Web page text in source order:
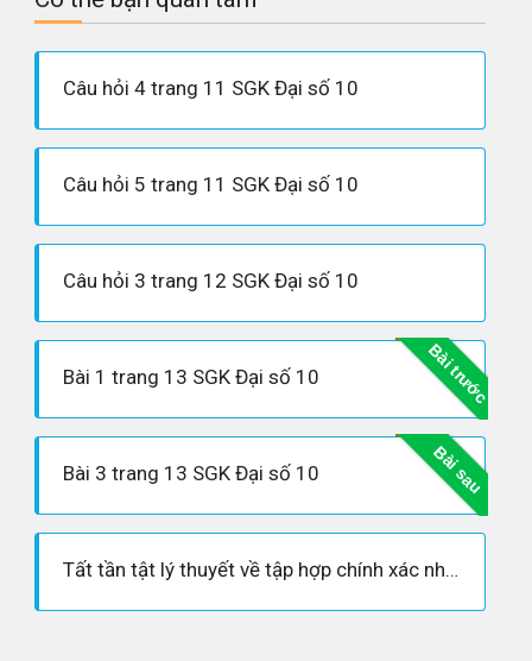
Câu hỏi 4 trang 11 SGK Đại số 10
Câu hỏi 5 trang 11 SGK Đại số 10
Câu hỏi 3 trang 12 SGK Đại số 10
Bài trước
Bài 1 trang 13 SGK Đại số 10
Bài sau
Bài 3 trang 13 SGK Đại số 10
Tất tần tật lý thuyết về tập hợp chính xác nhất - Toán lớp 10